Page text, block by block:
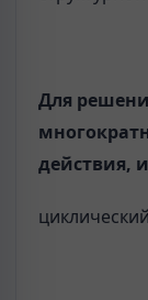
Для
действия,